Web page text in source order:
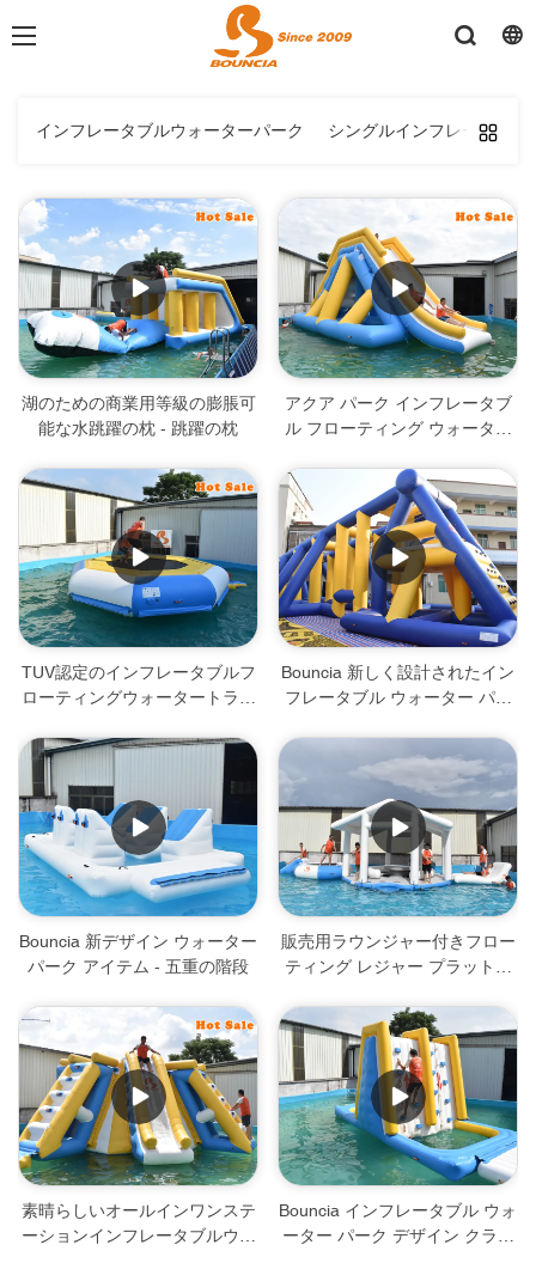
インフレータブルウォーターパーク シングルインフレータブル
湖のための商業用等級の膨脹可
能な水跳躍の枕 - 跳躍の枕
アクア パーク インフレータブ
ル フローティング ウォーター
TUV認定のインフレータブルフ
ローティングウォータートラン
Bouncia 新しく設計されたイン
フレータブル ウォーター パー
Bouncia 新デザイン ウォーター
パーク アイテム - 五重の階段
販売用ラウンジャー付きフロー
ティング レジャー プラットフ
Floating Island Combo-2
素晴らしいオールインワンステ
ーションインフレータブルウォ
Bouncia インフレータブル ウォ
ーター パーク デザイン クライ